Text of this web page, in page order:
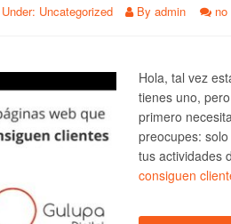
Under: Uncategorized By admin
Hola, tal vez
tienes uno,
primero
preocupes:
tus actividades
consiguen